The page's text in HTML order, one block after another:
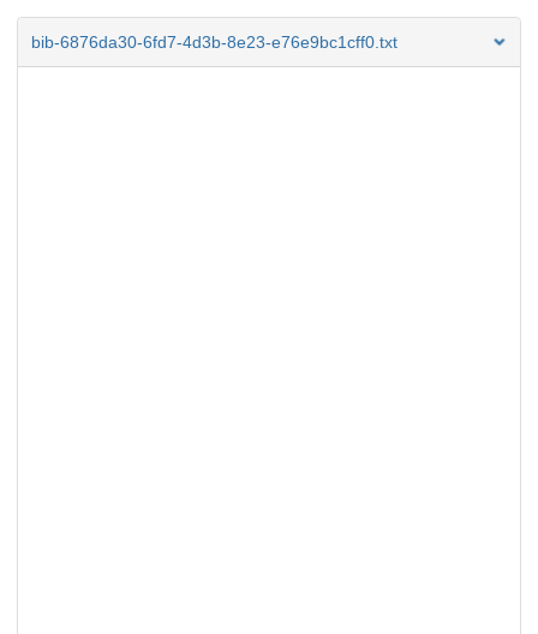
bib-6876da30-6fd7-4d3b-8e23-e76e9bc1cff0.txt